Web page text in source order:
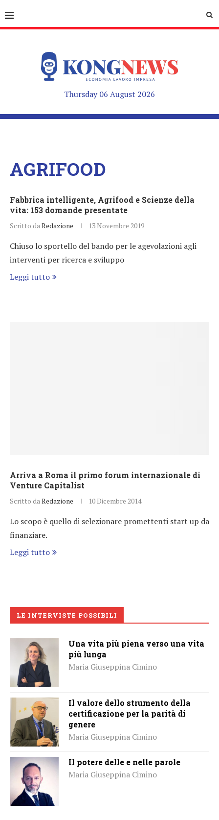
Thursday 06 August 2026
AGRIFOOD
Fabbrica intelligente, Agrifood e Scienze della
vita: 153 domande presentate
Scritto da Redazione 13 Novembre 2019
Chiuso lo sportello del bando per le agevolazioni agli
interventi per ricerca e sviluppo
Leggi tutto
Arriva a Roma il primo forum internazionale di
Venture Capitalist
Scritto da Redazione 10 Dicembre 2014
Lo scopo è quello di selezionare promettenti start up da
finanziare.
Leggi tutto
LE INTERVISTE POSSIBILI
Una vita più piena verso una vita
più lunga
Maria Giuseppina Cimino
Il valore dello strumento della
certificazione per la parità di
genere
Maria Giuseppina Cimino
Il potere delle e nelle parole
Maria Giuseppina Cimino